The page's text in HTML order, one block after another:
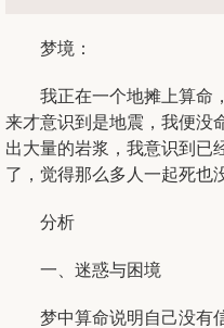
梦境：
我正在一个地摊上算命
来才意识到是地震，我便没
出大量的岩浆，我意识到已
了，觉得那么多人一起死也
分析
一、迷惑与困境
梦中算命说明自己没有